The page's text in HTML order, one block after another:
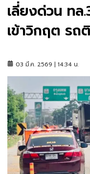
เลี่ยงด่วน ท
เข้าวิกฤต รถ
03 มี.ค. 2569 | 14:34 น.